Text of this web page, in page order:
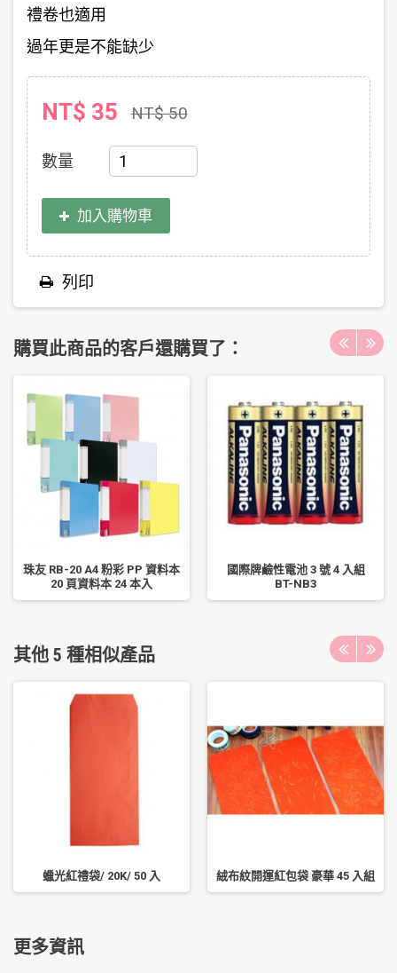
禮卷也適用
過年更是不能缺少
NT$ 35 NT$ 50
數量
加入購物車
列印
購買此商品的客戶還購買了：
珠友 RB-20 A4 粉彩 PP 資料本
20 頁資料本 24 本入
國際牌鹼性電池 3 號 4 入組
BT-NB3
其他 5 種相似產品
蠟光紅禮袋/ 20K/ 50 入 絨布紋開運紅包袋 豪華 45 入組
更多資訊